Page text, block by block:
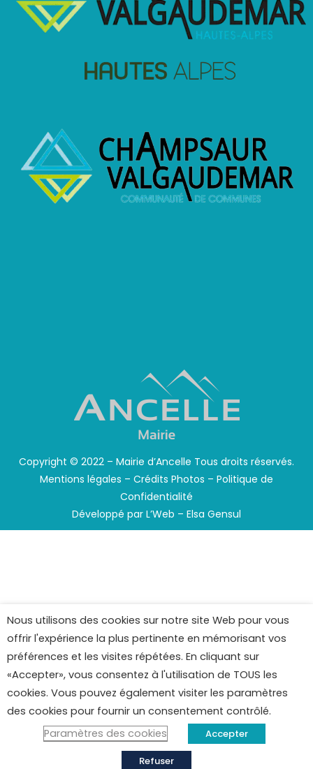
Copyright © 2022 – Mairie d’Ancelle Tous droits réservés.
Mentions légales – Crédits Photos – Politique de
Confidentialité
Développé par L’Web – Elsa Gensul
Nous utilisons des cookies sur notre site Web pour vous
offrir l'expérience la plus pertinente en mémorisant vos
préférences et les visites répétées. En cliquant sur
«Accepter», vous consentez à l'utilisation de TOUS les
cookies. Vous pouvez également visiter les paramètres
des cookies pour fournir un consentement contrôlé.
Paramètres des cookies
Accepter
Refuser